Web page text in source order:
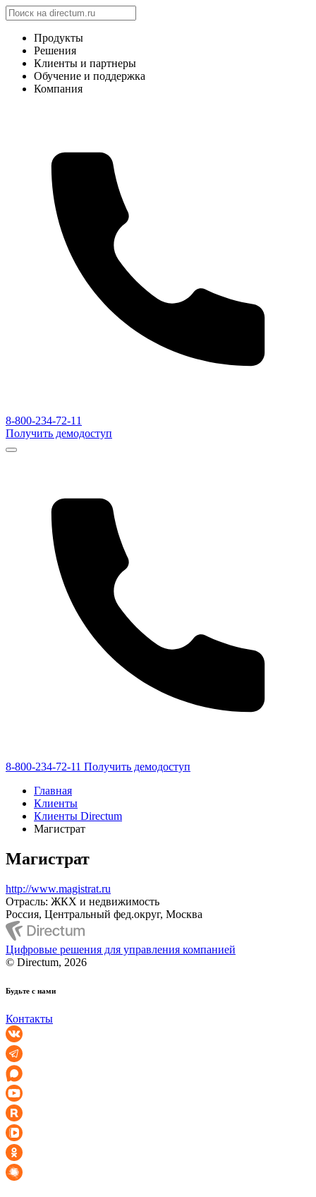
Продукты
Решения
Клиенты и партнеры
Обучение и поддержка
Компания
8-800-234-72-11
Получить демодоступ
8-800-234-72-11 Получить демодоступ
Главная
Клиенты
Клиенты Directum
Магистрат
Магистрат
http://www.magistrat.ru
Отрасль: ЖКХ и недвижимость
Россия, Центральный фед.округ, Москва
Цифровые решения для управления компанией
© Directum, 2026
Будьте с нами
Контакты